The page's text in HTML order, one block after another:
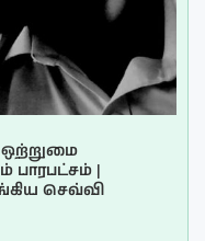
பாரபட்சம் |
செவ்வி